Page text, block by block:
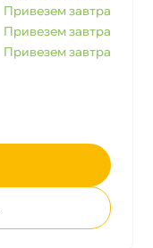
Привезем завтра
Привезем завтра
Привезем завтра